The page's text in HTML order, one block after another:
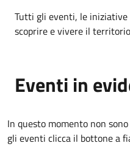
Tutti gli eventi, le iniziative
scoprire e vivere il
Eventi in
In questo momento non
gli eventi clicca il bottone a